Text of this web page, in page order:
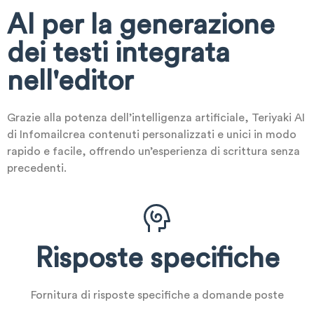
AI per la generazione
dei testi integrata
nell'editor
Grazie alla potenza dell’intelligenza artificiale, Teriyaki AI
di Infomailcrea contenuti personalizzati e unici in modo
rapido e facile, offrendo un’esperienza di scrittura senza
precedenti.
Risposte specifiche
Fornitura di risposte specifiche a domande poste